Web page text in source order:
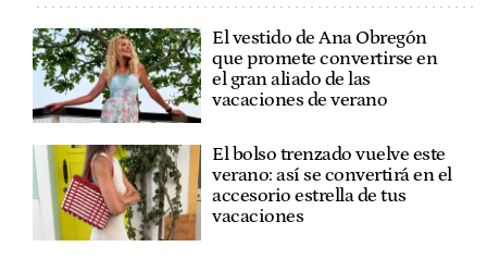
El vestido de Ana Obregón
que promete convertirse en
el gran aliado de las
vacaciones de verano
El bolso trenzado vuelve este
verano: así se convertirá en el
accesorio estrella de tus
vacaciones